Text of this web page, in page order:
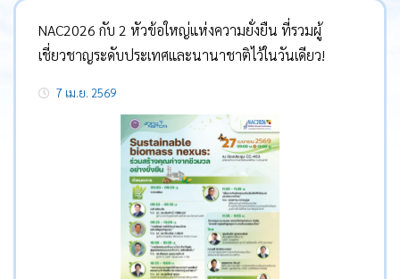
NAC2026 กับ 2 หัวข้อใหญ่แห่งความยั่งยืน ที่รวมผู้
เชี่ยวชาญระดับประเทศและนานาชาติไว้ในวันเดียว!
7 เม.ย. 2569